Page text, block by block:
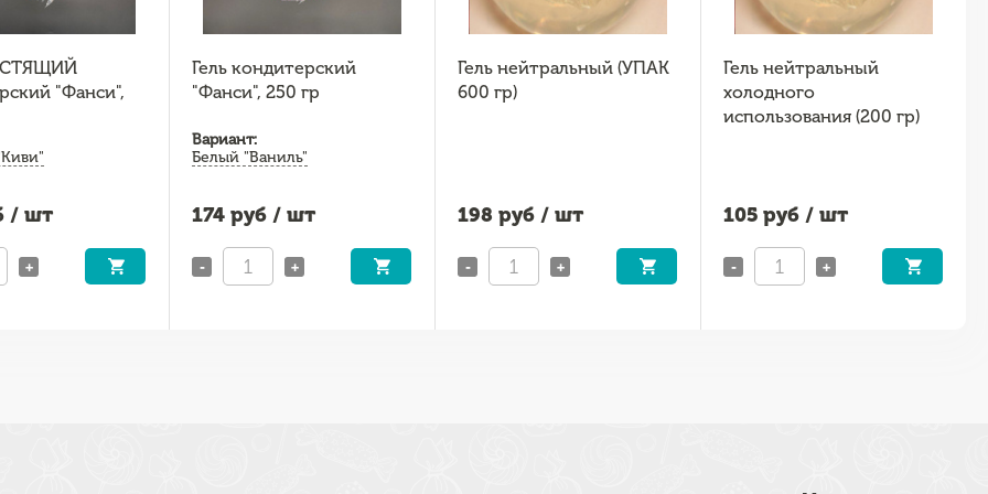
"Фанси",
/ шт
+
Гель кондитерский
"Фанси", 250 гр
Вариант:
Белый "Ваниль"
174 руб / шт
- +
Гель нейтральный (УПАК
600 гр)
198 руб / шт
- +
Гель нейтральный
холодного
использования (200 гр)
105 руб / шт
- +